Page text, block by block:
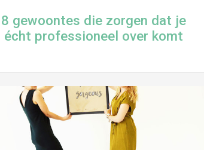
8 gewoontes die zorgen dat je
écht professioneel over komt